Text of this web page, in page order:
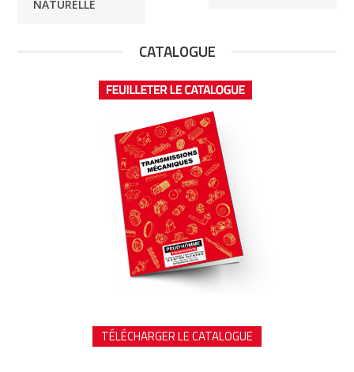
NATURELLE
CATALOGUE
TÉLÉCHARGER LE CATALOGUE